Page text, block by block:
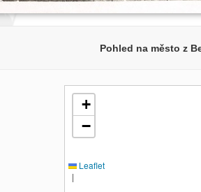
Pohled na město z
+
−
Leaflet
|